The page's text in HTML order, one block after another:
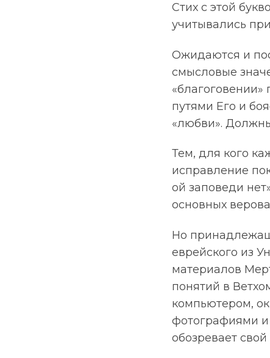
Стих с этой
учитывались
Ожидаются и
смысловые
«благоговении»
путями Его и
«любви».
Тем, для кого
исправление
ой заповеди
основных
Но
еврейского из
материалов
понятий в
компьютером,
фотографиями
обозревает